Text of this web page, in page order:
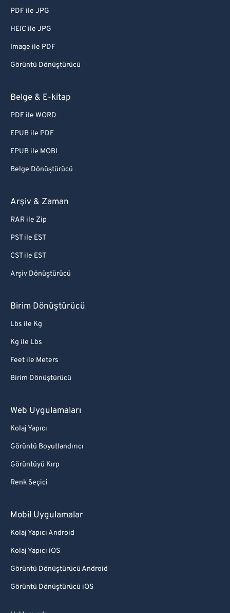
PDF ile JPG
HEIC ile JPG
Image ile PDF
Görüntü Dönüştürücü
Belge & E-kitap
PDF ile WORD
EPUB ile PDF
EPUB ile MOBI
Belge Dönüştürücü
Arşiv & Zaman
RAR ile Zip
PST ile EST
CST ile EST
Arşiv Dönüştürücü
Birim Dönüştürücü
Lbs ile Kg
Kg ile Lbs
Feet ile Meters
Birim Dönüştürücü
Web Uygulamaları
Kolaj Yapıcı
Görüntü Boyutlandırıcı
Görüntüyü Kırp
Renk Seçici
Mobil Uygulamalar
Kolaj Yapıcı Android
Kolaj Yapıcı iOS
Görüntü Dönüştürücü Android
Görüntü Dönüştürücü iOS